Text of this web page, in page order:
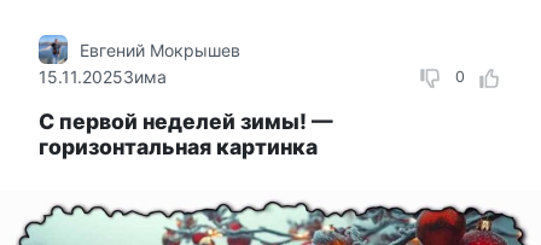
0
Евгений Мокрышев
15.11.2025Зима
С первой неделей зимы! —
горизонтальная картинка